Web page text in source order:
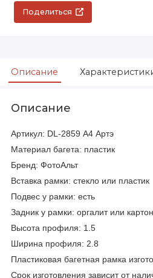
Поделиться
Описание
Описание
Артикул: DL-2859 А4 Артэ
Материал багета: пластик
Бренд: ФотоАльт
Вставка рамки: стекло или пластик
Подвес у рамки: есть
Задник у рамки: оргалит или картон
Высота профиля: 1.5
Ширина профиля: 2.8
Пластиковая багетная рамка
Срок изготовления зависит от